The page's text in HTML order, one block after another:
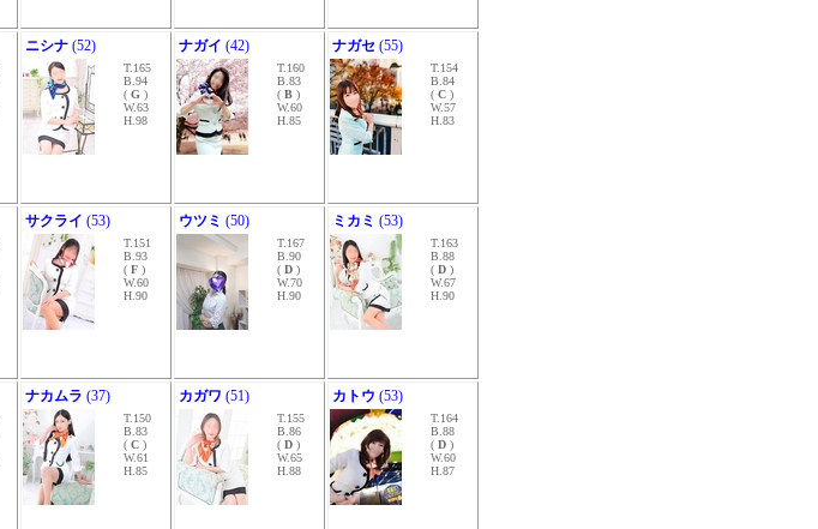
ニシナ (52)
T.165
B.94
( G )
W.63
H.98
ナガイ (42)
T.160
B.83
( B )
W.60
H.85
ナガセ (55)
T.154
B.84
( C )
W.57
H.83
サクライ (53)
T.151
B.93
( F )
W.60
H.90
ウツミ (50)
T.167
B.90
( D )
W.70
H.90
ミカミ (53)
T.163
B.88
( D )
W.67
H.90
ナカムラ (37)
T.150
B.83
( C )
W.61
H.85
カガワ (51)
T.155
B.86
( D )
W.65
H.88
カトウ (53)
T.164
B.88
( D )
W.60
H.87